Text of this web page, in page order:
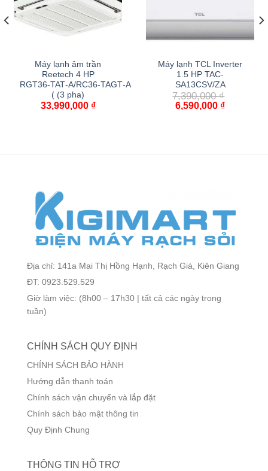
Máy lạnh âm trần
Reetech 4 HP
RGT36‑TAT‑A/RC36‑TAGT‑A
( (3 pha)
33,990,000 ₫
Máy lạnh TCL Inverter
1.5 HP TAC-
SA13CSV/ZA
7,390,000₫
6,590,000 ₫
Địa chỉ: 141a Mai Thị Hồng Hạnh, Rạch Giá, Kiên Giang
ĐT: 0923.529.529
Giờ làm việc: (8h00 – 17h30 | tất cả các ngày trong
tuần)
CHÍNH SÁCH QUY ĐỊNH
CHÍNH SÁCH BẢO HÀNH
Hướng dẫn thanh toán
Chính sách vận chuyển và lắp đặt
Chính sách bảo mật thông tin
Quy Định Chung
THÔNG TIN HỖ TRỢ